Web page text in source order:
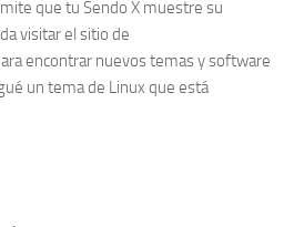
que tu Sendo X muestre su
visitar el sitio de
encontrar nuevos temas y software
un tema de Linux que está